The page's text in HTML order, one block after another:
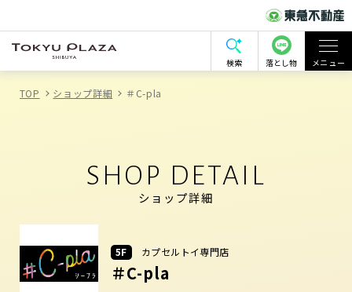
検索 落とし物 メニュー
TOP ショップ詳細 ＃C-pla
SHOP DETAIL
ショップ詳細
5F カプセルトイ専門店
＃C-pla